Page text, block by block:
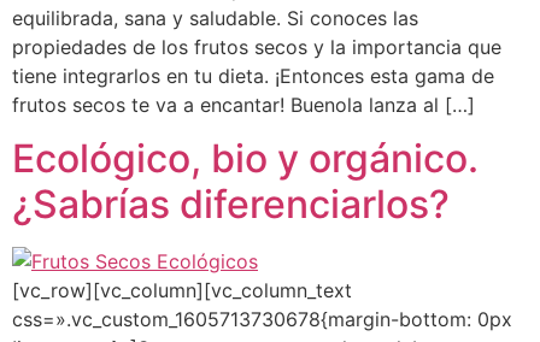
equilibrada, sana y saludable. Si conoces las
propiedades de los frutos secos y la importancia que
tiene integrarlos en tu dieta. ¡Entonces esta gama de
frutos secos te va a encantar! Buenola lanza al […]
Ecológico, bio y orgánico.
¿Sabrías diferenciarlos?
[vc_row][vc_column][vc_column_text
css=».vc_custom_1605713730678{margin-bottom: 0px